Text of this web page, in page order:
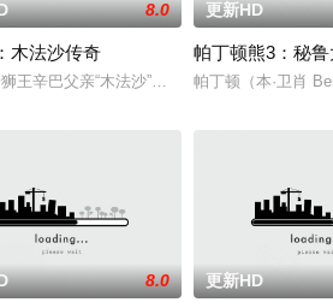
亮一起穿越到100年后：世界发生巨大灾变，
8.0
木法沙传奇
王辛巴父亲“木法沙”的荣耀之路，揭秘他与迪
更新HD
帕丁顿熊3：秘
帕丁顿（本·卫肖
8.0 更新HD